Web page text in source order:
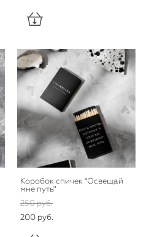
Коробок спичек "Освещай
мне путь"
250 pуб.
200 pуб.